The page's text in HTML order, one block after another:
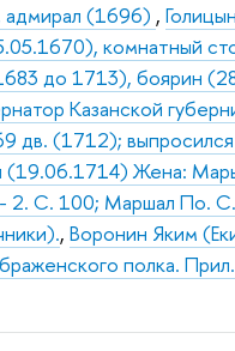
адмирал (1696) ,
комнатный
до 1713), боярин
Казанской
дв. (1712);
(19.06.1714) Жена:
С. 100; Маршал По. С.
,Воронин Яким
полка.